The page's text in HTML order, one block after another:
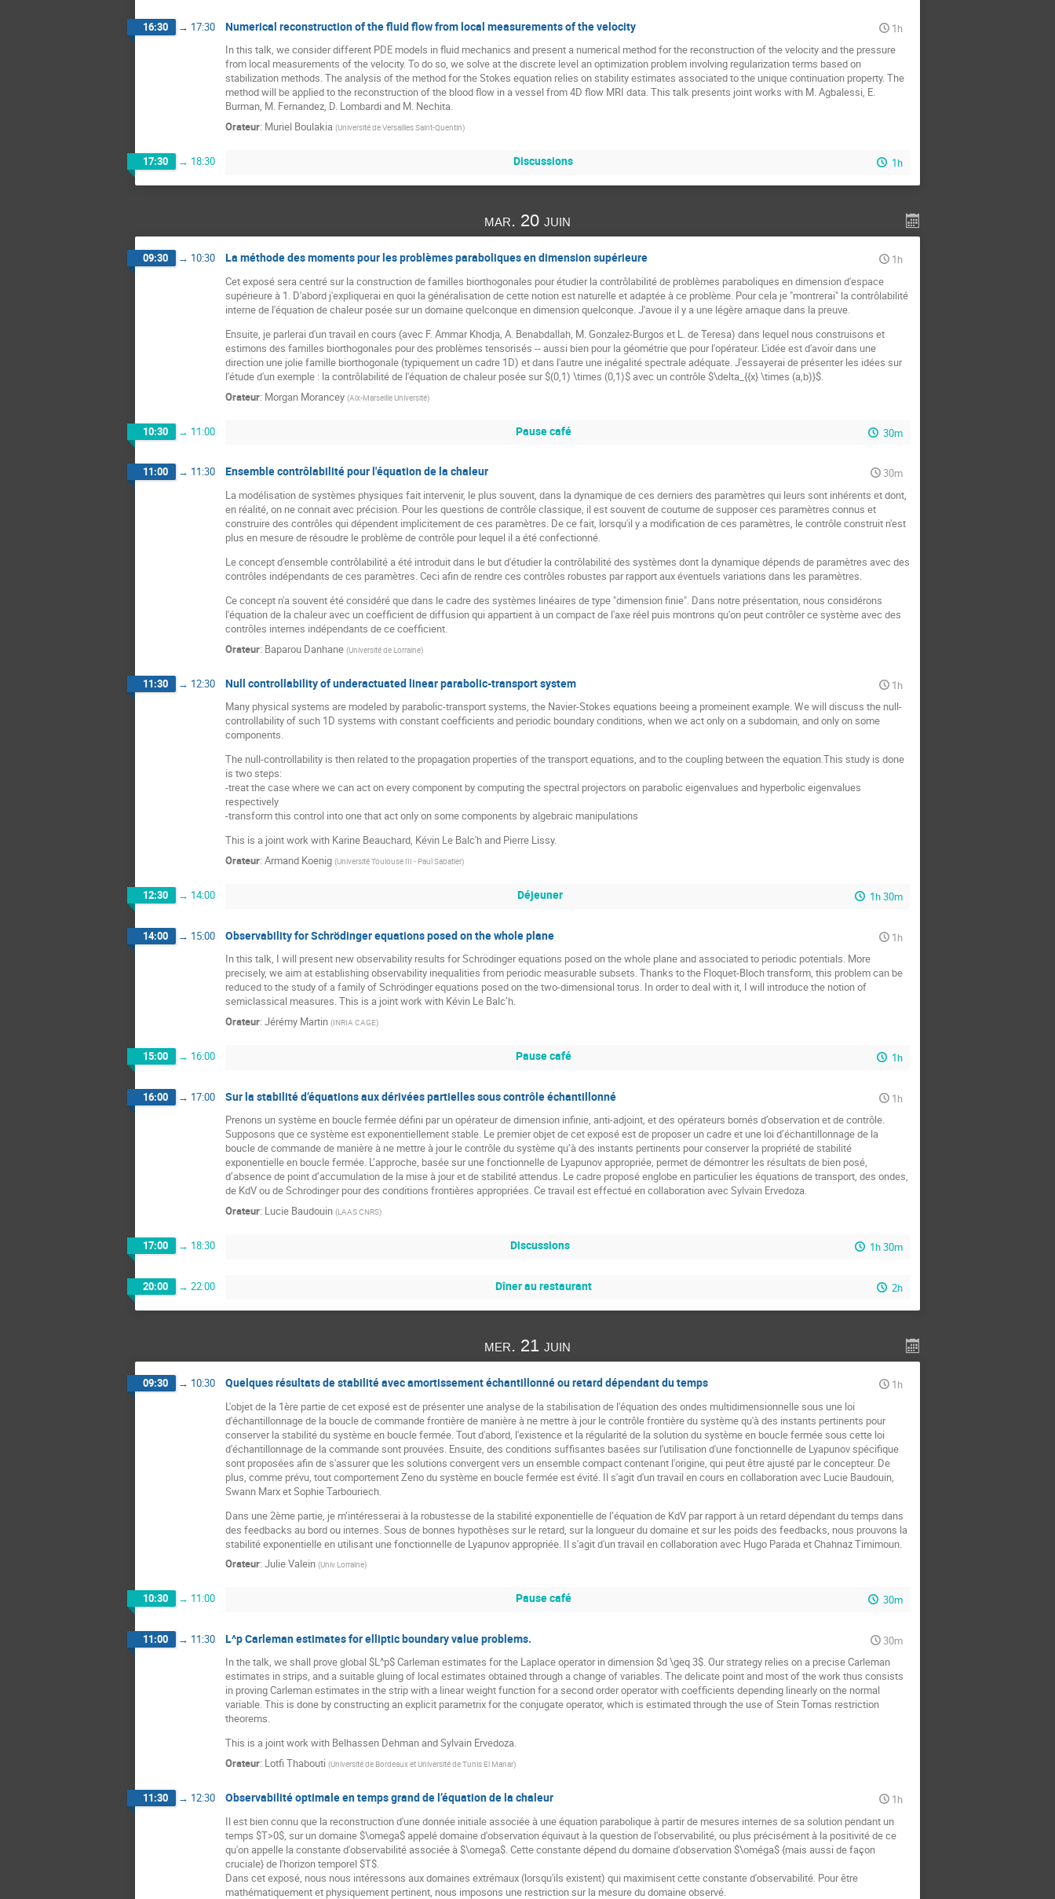
16:30 → 17:30 Numerical reconstruction of the fluid flow from local measurements of the velocity
1h
In this talk, we consider different PDE models in fluid mechanics and present a numerical method for the reconstruction of the velocity and the pressure
from local measurements of the velocity. To do so, we solve at the discrete level an optimization problem involving regularization terms based on
stabilization methods. The analysis of the method for the Stokes equation relies on stability estimates associated to the unique continuation property. The
method will be applied to the reconstruction of the blood flow in a vessel from 4D flow MRI data. This talk presents joint works with M. Agbalessi, E.
Burman, M. Fernandez, D. Lombardi and M. Nechita.
Orateur: Muriel Boulakia (Université de Versailles Saint-Quentin)
17:30 → 18:30 Discussions 1h
mar. 20 juin
09:30 → 10:30 La méthode des moments pour les problèmes paraboliques en dimension supérieure
1h
Cet exposé sera centré sur la construction de familles biorthogonales pour étudier la contrôlabilité de problèmes paraboliques en dimension d'espace
supérieure à 1. D'abord j'expliquerai en quoi la généralisation de cette notion est naturelle et adaptée à ce problème. Pour cela je "montrerai" la contrôlabilité
interne de l'équation de chaleur posée sur un domaine quelconque en dimension quelconque. J'avoue il y a une légère arnaque dans la preuve.
Ensuite, je parlerai d'un travail en cours (avec F. Ammar Khodja, A. Benabdallah, M. Gonzalez-Burgos et L. de Teresa) dans lequel nous construisons et
estimons des familles biorthogonales pour des problèmes tensorisés -- aussi bien pour la géométrie que pour l'opérateur. L'idée est d'avoir dans une
direction une jolie famille biorthogonale (typiquement un cadre 1D) et dans l'autre une inégalité spectrale adéquate. J'essayerai de présenter les idées sur
l'étude d'un exemple : la contrôlabilité de l'équation de chaleur posée sur $(0,1) \times (0,1)$ avec un contrôle $\delta_{{x} \times (a,b)}$.
Orateur: Morgan Morancey (Aix-Marseille Université)
10:30 → 11:00 Pause café 30m
11:00 → 11:30 Ensemble contrôlabilité pour l'équation de la chaleur
30m
La modélisation de systèmes physiques fait intervenir, le plus souvent, dans la dynamique de ces derniers des paramètres qui leurs sont inhérents et dont,
en réalité, on ne connait avec précision. Pour les questions de contrôle classique, il est souvent de coutume de supposer ces paramètres connus et
construire des contrôles qui dépendent implicitement de ces paramètres. De ce fait, lorsqu'il y a modification de ces paramètres, le contrôle construit n'est
plus en mesure de résoudre le problème de contrôle pour lequel il a été confectionné.
Le concept d'ensemble contrôlabilité a été introduit dans le but d'étudier la contrôlabilité des systèmes dont la dynamique dépends de paramètres avec des
contrôles indépendants de ces paramètres. Ceci afin de rendre ces contrôles robustes par rapport aux éventuels variations dans les paramètres.
Ce concept n'a souvent été considéré que dans le cadre des systèmes linéaires de type "dimension finie". Dans notre présentation, nous considérons
l'équation de la chaleur avec un coefficient de diffusion qui appartient à un compact de l'axe réel puis montrons qu'on peut contrôler ce système avec des
contrôles internes indépendants de ce coefficient.
Orateur: Baparou Danhane (Université de Lorraine)
11:30 → 12:30 Null controllability of underactuated linear parabolic-transport system
1h
Many physical systems are modeled by parabolic-transport systems, the Navier-Stokes equations beeing a promeinent example. We will discuss the null-
controllability of such 1D systems with constant coefficients and periodic boundary conditions, when we act only on a subdomain, and only on some
components.
The null-controllability is then related to the propagation properties of the transport equations, and to the coupling between the equation.This study is done
is two steps:
-treat the case where we can act on every component by computing the spectral projectors on parabolic eigenvalues and hyperbolic eigenvalues
respectively
-transform this control into one that act only on some components by algebraic manipulations
This is a joint work with Karine Beauchard, Kévin Le Balc'h and Pierre Lissy.
Orateur: Armand Koenig (Université Toulouse III - Paul Sabatier)
12:30 → 14:00 Déjeuner 1h 30m
14:00 → 15:00 Observability for Schrödinger equations posed on the whole plane
1h
In this talk, I will present new observability results for Schrödinger equations posed on the whole plane and associated to periodic potentials. More
precisely, we aim at establishing observability inequalities from periodic measurable subsets. Thanks to the Floquet-Bloch transform, this problem can be
reduced to the study of a family of Schrödinger equations posed on the two-dimensional torus. In order to deal with it, I will introduce the notion of
semiclassical measures. This is a joint work with Kévin Le Balc’h.
Orateur: Jérémy Martin (INRIA CAGE)
15:00 → 16:00 Pause café 1h
16:00 → 17:00 Sur la stabilité d’équations aux dérivées partielles sous contrôle échantillonné
1h
Prenons un système en boucle fermée défini par un opérateur de dimension infinie, anti-adjoint, et des opérateurs bornés d’observation et de contrôle.
Supposons que ce système est exponentiellement stable. Le premier objet de cet exposé est de proposer un cadre et une loi d’échantillonnage de la
boucle de commande de manière à ne mettre à jour le contrôle du système qu’à des instants pertinents pour conserver la propriété de stabilité
exponentielle en boucle fermée. L’approche, basée sur une fonctionnelle de Lyapunov appropriée, permet de démontrer les résultats de bien posé,
d’absence de point d’accumulation de la mise à jour et de stabilité attendus. Le cadre proposé englobe en particulier les équations de transport, des ondes,
de KdV ou de Schrodinger pour des conditions frontières appropriées. Ce travail est effectué en collaboration avec Sylvain Ervedoza.
Orateur: Lucie Baudouin (LAAS CNRS)
17:00 → 18:30 Discussions 1h 30m
20:00 → 22:00 Dîner au restaurant 2h
mer. 21 juin
09:30 → 10:30 Quelques résultats de stabilité avec amortissement échantillonné ou retard dépendant du temps
1h
L'objet de la 1ère partie de cet exposé est de présenter une analyse de la stabilisation de l'équation des ondes multidimensionnelle sous une loi
d'échantillonnage de la boucle de commande frontière de manière à ne mettre à jour le contrôle frontière du système qu'à des instants pertinents pour
conserver la stabilité du système en boucle fermée. Tout d'abord, l'existence et la régularité de la solution du système en boucle fermée sous cette loi
d'échantillonnage de la commande sont prouvées. Ensuite, des conditions suffisantes basées sur l'utilisation d'une fonctionnelle de Lyapunov spécifique
sont proposées afin de s'assurer que les solutions convergent vers un ensemble compact contenant l'origine, qui peut être ajusté par le concepteur. De
plus, comme prévu, tout comportement Zeno du système en boucle fermée est évité. Il s'agit d'un travail en cours en collaboration avec Lucie Baudouin,
Swann Marx et Sophie Tarbouriech.
Dans une 2ème partie, je m’intéresserai à la robustesse de la stabilité exponentielle de l’équation de KdV par rapport à un retard dépendant du temps dans
des feedbacks au bord ou internes. Sous de bonnes hypothèses sur le retard, sur la longueur du domaine et sur les poids des feedbacks, nous prouvons la
stabilité exponentielle en utilisant une fonctionnelle de Lyapunov appropriée. Il s'agit d'un travail en collaboration avec Hugo Parada et Chahnaz Timimoun.
Orateur: Julie Valein (Univ Lorraine)
10:30 → 11:00 Pause café 30m
11:00 → 11:30 L^p Carleman estimates for elliptic boundary value problems.
30m
In the talk, we shall prove global $L^p$ Carleman estimates for the Laplace operator in dimension $d \geq 3$. Our strategy relies on a precise Carleman
estimates in strips, and a suitable gluing of local estimates obtained through a change of variables. The delicate point and most of the work thus consists
in proving Carleman estimates in the strip with a linear weight function for a second order operator with coefficients depending linearly on the normal
variable. This is done by constructing an explicit parametrix for the conjugate operator, which is estimated through the use of Stein Tomas restriction
theorems.
This is a joint work with Belhassen Dehman and Sylvain Ervedoza.
Orateur: Lotfi Thabouti (Université de Bordeaux et Université de Tunis El Manar)
11:30 → 12:30 Observabilité optimale en temps grand de l’équation de la chaleur
1h
Il est bien connu que la reconstruction d'une donnée initiale associée à une équation parabolique à partir de mesures internes de sa solution pendant un
temps $T>0$, sur un domaine $\omega$ appelé domaine d'observation équivaut à la question de l'observabilité, ou plus précisément à la positivité de ce
qu'on appelle la constante d'observabilité associée à $\omega$. Cette constante dépend du domaine d'observation $\oméga$ {mais aussi de façon
cruciale} de l'horizon temporel $T$.
Dans cet exposé, nous nous intéressons aux domaines extrémaux (lorsqu'ils existent) qui maximisent cette constante d'observabilité. Pour être
mathématiquement et physiquement pertinent, nous imposons une restriction sur la mesure du domaine observé.